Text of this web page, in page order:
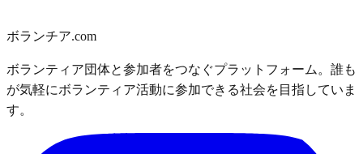
ボランチア.com
ボランティア団体と参加者をつなぐプラットフォーム。誰も
が気軽にボランティア活動に参加できる社会を目指していま
す。